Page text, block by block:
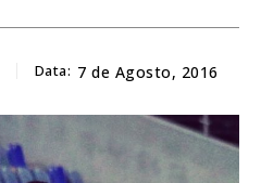
Data: 7 de Agosto, 2016